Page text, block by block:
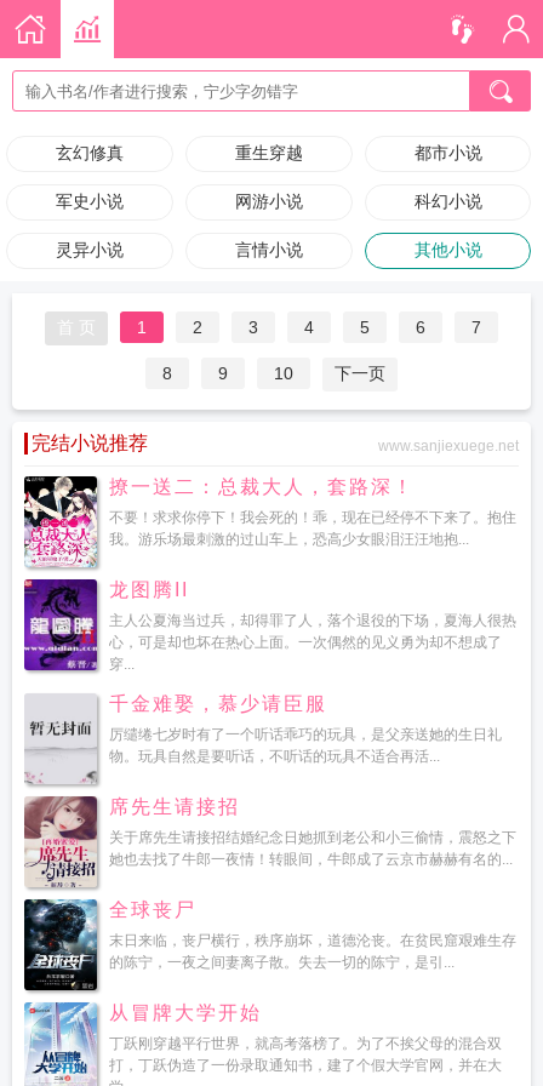
玄幻修真 重生穿越 都市小说
军史小说 网游小说 科幻小说
灵异小说 言情小说 其他小说
首 页 1 2 3 4 5 6 7
8 9 10 下一页
完结小说推荐 www.sanjiexuege.net
撩一送二：总裁大人，套路深！
不要！求求你停下！我会死的！乖，现在已经停不下来了。抱住
我。游乐场最刺激的过山车上，恐高少女眼泪汪汪地抱...
龙图腾II
主人公夏海当过兵，却得罪了人，落个退役的下场，夏海人很热
心，可是却也坏在热心上面。一次偶然的见义勇为却不想成了
穿...
千金难娶，慕少请臣服
厉缱绻七岁时有了一个听话乖巧的玩具，是父亲送她的生日礼
物。玩具自然是要听话，不听话的玩具不适合再活...
席先生请接招
关于席先生请接招结婚纪念日她抓到老公和小三偷情，震怒之下
她也去找了牛郎一夜情！转眼间，牛郎成了云京市赫赫有名的...
全球丧尸
末日来临，丧尸横行，秩序崩坏，道德沦丧。在贫民窟艰难生存
的陈宁，一夜之间妻离子散。失去一切的陈宁，是引...
从冒牌大学开始
丁跃刚穿越平行世界，就高考落榜了。为了不挨父母的混合双
打，丁跃伪造了一份录取通知书，建了个假大学官网，并在大